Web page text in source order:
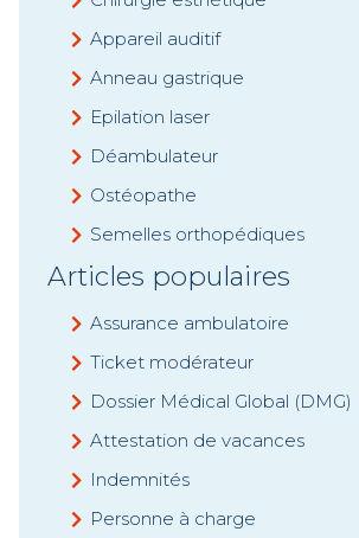
Appareil auditif
Anneau gastrique
Epilation laser
Déambulateur
Ostéopathe
Semelles orthopédiques
Articles populaires
Assurance ambulatoire
Ticket modérateur
Dossier Médical Global (DMG)
Attestation de vacances
Indemnités
Personne à charge